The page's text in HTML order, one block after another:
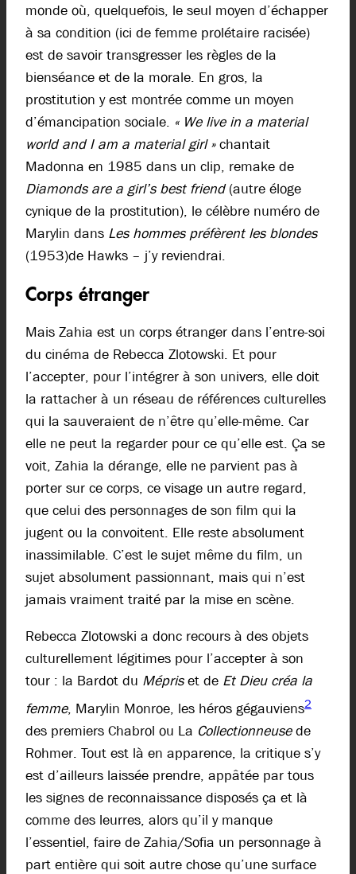
monde où, quelquefois, le seul moyen d’échapper
à sa condition (ici de femme prolétaire racisée)
est de savoir transgresser les règles de la
bienséance et de la morale. En gros, la
prostitution y est montrée comme un moyen
d’émancipation sociale. « We live in a material
world and I am a material girl »chantait
Madonna en 1985 dans un clip, remake de
Diamonds are a girl’s best friend(autre éloge
cynique de la prostitution), le célèbre numéro de
Marylin dans Les hommes préfèrent les blondes
(1953)de Hawks – j’y reviendrai.
Corps étranger
Mais Zahia est un corps étranger dans l’entre-soi
du cinéma de Rebecca Zlotowski. Et pour
l’accepter, pour l’intégrer à son univers, elle doit
la rattacher à un réseau de références culturelles
qui la sauveraient de n’être qu’elle-même. Car
elle ne peut la regarder pour ce qu’elle est. Ça se
voit, Zahia la dérange, elle ne parvient pas à
porter sur ce corps, ce visage un autre regard,
que celui des personnages de son film qui la
jugent ou la convoitent. Elle reste absolument
inassimilable. C’est le sujet même du film, un
sujet absolument passionnant, mais qui n’est
jamais vraiment traité par la mise en scène.
Rebecca Zlotowski a donc recours à des objets
culturellement légitimes pour l’accepter à son
tour : la Bardot du Mépriset de Et Dieu créa la
femme, Marylin Monroe, les héros gégauviens2
des premiers Chabrol ou La Collectionneusede
Rohmer. Tout est là en apparence, la critique s’y
est d’ailleurs laissée prendre, appâtée par tous
les signes de reconnaissance disposés ça et là
comme des leurres, alors qu’il y manque
l’essentiel, faire de Zahia/Sofia un personnage à
part entière qui soit autre chose qu’une surface